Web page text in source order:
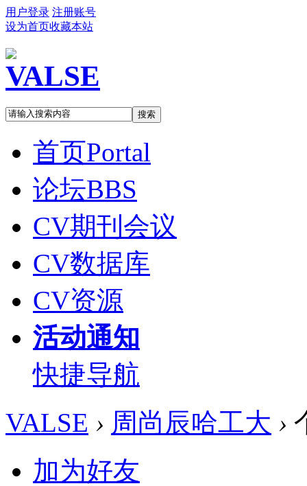
用户登录 注册账号
设为首页收藏本站
搜索
首页Portal
论坛BBS
CV期刊会议
CV数据库
CV资源
活动通知
快捷导航
VALSE › 周尚辰哈工大 ›
加为好友